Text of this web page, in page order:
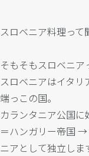
スロベニア料理って
そもそもスロベニア
スロベニアはイタ
端っこの国。
カランタニア公国
＝ハンガリー帝国
ニアとして独立しま